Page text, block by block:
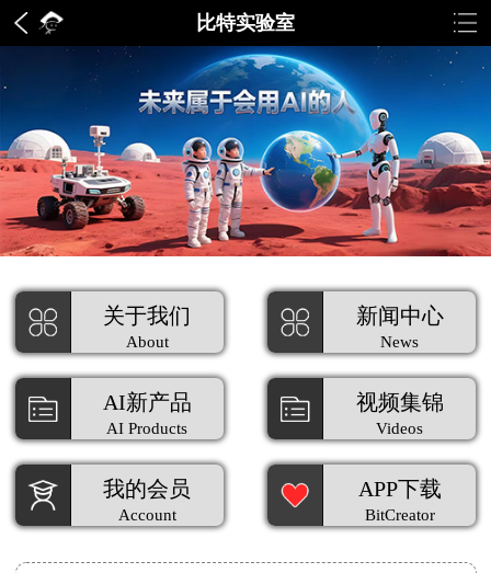
比特实验室
关于我们
About
新闻中心
News
AI新产品
AI Products
视频集锦
Videos
我的会员
Account
APP下载
BitCreator